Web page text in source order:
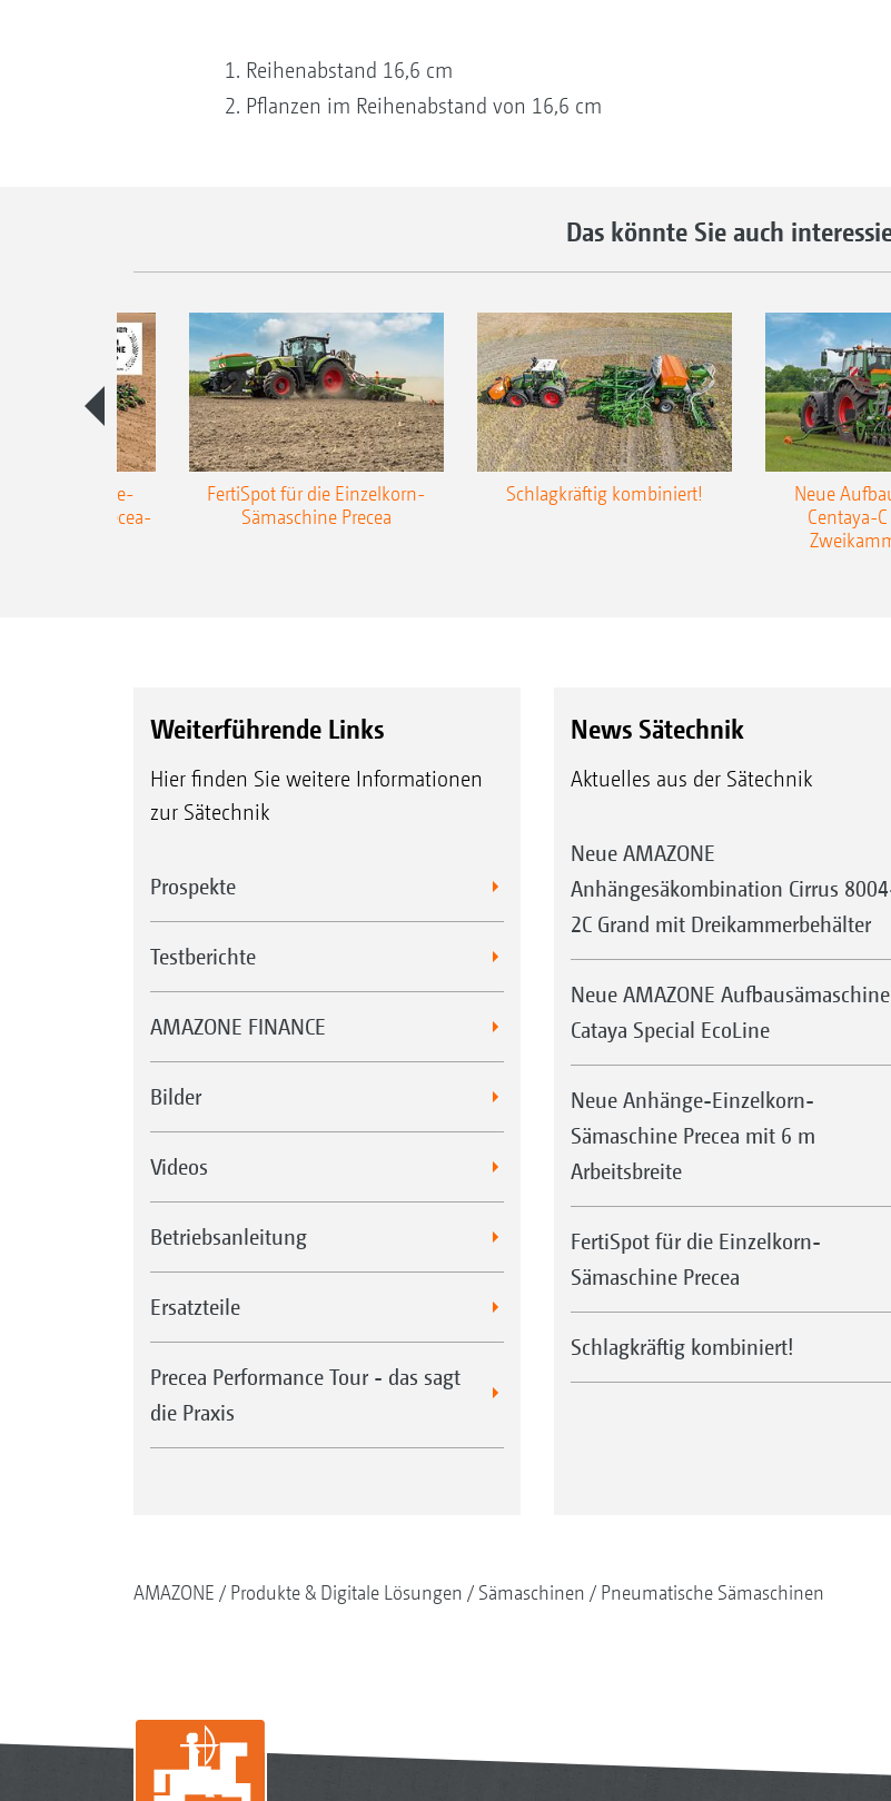
1. Reihenabstand 16,6 cm
2. Pflanzen im Reihenabstand von 16,6 cm
Das könnte Sie auch
Anhänge-
Precea-
FertiSpot für die Einzelkorn-
Sämaschine Precea
Schlagkräftig kombiniert!
Neue
Centaya-
Weiterführende Links
Hier finden Sie weitere Informationen
zur Sätechnik
Prospekte
Testberichte
AMAZONE FINANCE
Bilder
Videos
Betriebsanleitung
Ersatzteile
Precea Performance Tour - das sagt
die Praxis
News Sätechnik
Aktuelles aus der Sätechnik
Neue AMAZONE
Anhängesäkombination Cirrus
2C Grand mit Dreikammerbehälter
Neue AMAZONE Aufbausämaschine
Cataya Special EcoLine
Neue Anhänge-Einzelkorn-
Sämaschine Precea mit 6 m
Arbeitsbreite
FertiSpot für die Einzelkorn-
Sämaschine Precea
Schlagkräftig kombiniert!
AMAZONE Produkte & Digitale Lösungen Sämaschinen Pneumatische Sämaschinen